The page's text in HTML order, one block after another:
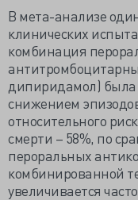
В мета-анализе
клинических
комбинация
дипиридамол) была
снижением
относительного
смерти – 58%, по
пероральных
комбинированной
увеличивается